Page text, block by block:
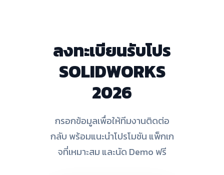
ลงทะเบียนรับโปร
SOLIDWORKS
2026
กรอกข้อมูลเพื่อให้ทีมงานติดต่อ
กลับ พร้อมแนะนำโปรโมชัน แพ็กเก
จที่เหมาะสม และนัด Demo ฟรี